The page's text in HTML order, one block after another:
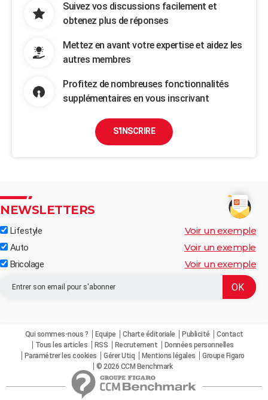
Suivez vos discussions facilement et
obtenez plus de réponses
Mettez en avant votre expertise et aidez les
autres membres
Profitez de nombreuses fonctionnalités
supplémentaires en vous inscrivant
S'INSCRIRE
NEWSLETTERS
Lifestyle Voir un exemple
Auto Voir un exemple
Bricolage Voir un exemple
Qui sommes-nous ? Equipe Charte éditoriale Publicité
Contact
Tous les articles
RSS Recrutement
Données personnelles
Paramétrer les cookies
Gérer Utiq Mentions légales
Groupe Figaro
© 2026 CCM Benchmark